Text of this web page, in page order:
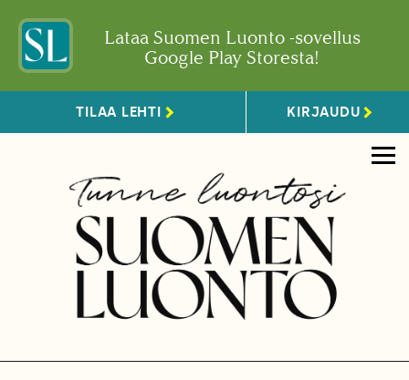
Lataa Suomen Luonto -sovellus
Google Play Storesta!
TILAA LEHTI KIRJAUDU